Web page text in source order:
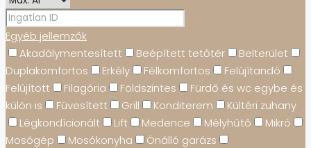
Egyéb jellemzők
Akadálymentesített
Beépített tetőtér
Belterület
Duplakomfortos
Erkély Félkomfortos
Felújítandó
Felújított
Filagória Földszintes
Fürdő és wc egybe és
külön is
Füvesített Grill Konditerem
Kültéri zuhany
Légkondícionált
Lift Medence Mélyhűtő
Mikró
Mosógép
Mosókonyha
Önálló garázs